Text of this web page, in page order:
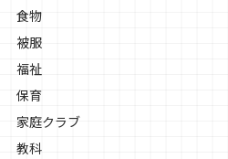
食物
被服
福祉
保育
家庭クラブ
教科